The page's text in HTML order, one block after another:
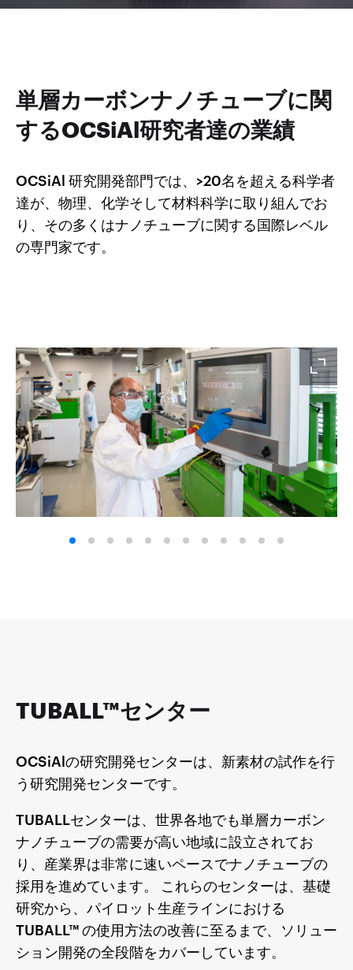
単層カーボンナノチューブに関
するOCSiAl研究者達の業績
OCSiAl 研究開発部門では、>20名を超える科学者
達が、物理、化学そして材料科学に取り組んでお
り、その多くはナノチューブに関する国際レベル
の専門家です。
TUBALL™センター
OCSiAlの研究開発センターは、新素材の試作を行
う研究開発センターです。
TUBALLセンターは、世界各地でも単層カーボン
ナノチューブの需要が高い地域に設立されてお
り、産業界は非常に速いペースでナノチューブの
採用を進めています。 これらのセンターは、基礎
研究から、パイロット生産ラインにおける
TUBALL™ の使用方法の改善に至るまで、ソリュー
ション開発の全段階をカバーしています。